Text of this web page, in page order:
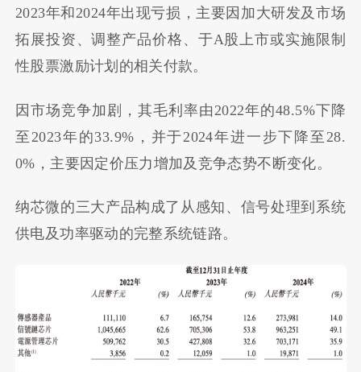
2023年和2024年出现亏损，主要因加大研发及市场
拓展投资、调整产品价格、于A股上市或实施限制
性股票激励计划的相关付款。
因市场竞争加剧，其毛利率由2022年的48.5%下降
至2023年的33.9%，并于2024年进一步下降至28.
0%，主要因定价压力增加及竞争态势不断变化。
纳芯微的三大产品构成了从感知、信号处理到系统
供电及功率驱动的完整系统链路。